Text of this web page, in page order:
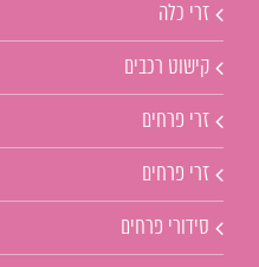
זרי כלה
קישוט רכבים
זרי פרחים
זרי פרחים
סידורי פרחים